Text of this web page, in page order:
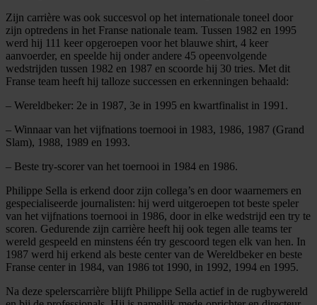
Zijn carrière was ook succesvol op het internationale toneel door
zijn optredens in het Franse nationale team. Tussen 1982 en 1995
werd hij 111 keer opgeroepen voor het blauwe shirt, 4 keer
aanvoerder, en speelde hij onder andere 45 opeenvolgende
wedstrijden tussen 1982 en 1987 en scoorde hij 30 tries. Met dit
Franse team heeft hij talloze successen en erkenningen behaald:
– Wereldbeker: 2e in 1987, 3e in 1995 en kwartfinalist in 1991.
– Winnaar van het vijfnations toernooi in 1983, 1986, 1987 (Grand
Slam), 1988, 1989 en 1993.
– Beste try-scorer van het toernooi in 1984 en 1986.
Philippe Sella is erkend door zijn collega’s en door waarnemers en
gespecialiseerde journalisten: hij werd uitgeroepen tot beste speler
van het vijfnations toernooi in 1986, door in elke wedstrijd een try te
scoren. Gedurende zijn carrière heeft hij ook tegen alle teams ter
wereld gespeeld en minstens één try gescoord tegen elk van hen. In
1987 werd hij erkend als beste center van de Wereldbeker en beste
Franse center in 1984, van 1986 tot 1990, in 1992, 1994 en 1995.
Na deze spelerscarrière blijft Philippe Sella actief in de rugbywereld